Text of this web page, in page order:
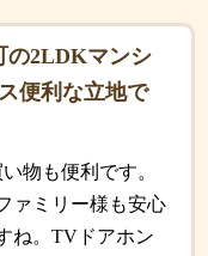
の2LDKマンシ
便利な立地で
物も便利です。
ァミリー様も安心
ね。TVドアホン